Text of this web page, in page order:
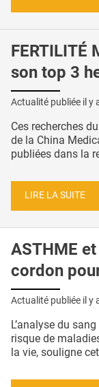
FERTILITÉ
son top 3
Actualité publiée il y
Ces recherches
de la China
publiées dans la
LIRE LA SUITE
ASTHME
cordon
Actualité publiée il y
L’analyse du
risque de
la vie, souligne